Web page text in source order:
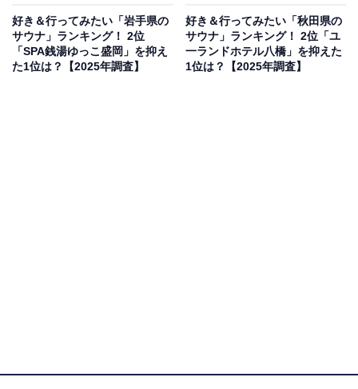
回答者からは「ログハウス調のサウナで森の中で落ち着
いて入れそうだから行ってみたいです」(20代男性／北海
好き＆行ってみたい「岩手県の
サウナ」ランキング！ 2位
「SPA銭湯ゆっこ盛岡」を抑え
た1位は？【2025年調査】
好き＆行ってみたい「秋田県の
サウナ」ランキング！ 2位「ユ
一ランドホテル八橋」を抑えた
1位は？【2025年調査】